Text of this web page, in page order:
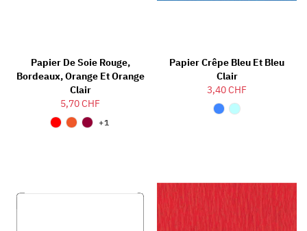
Papier De Soie Rouge,
Bordeaux, Orange Et Orange
Clair
5,70 CHF
+1
Papier Crêpe Bleu Et Bleu
Clair
3,40 CHF